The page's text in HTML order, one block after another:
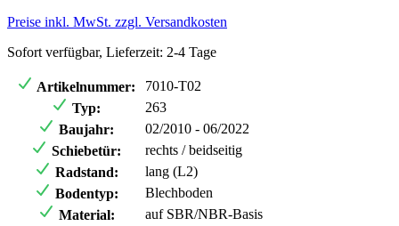
Preise inkl. MwSt. zzgl. Versandkosten
Sofort verfügbar, Lieferzeit: 2-4 Tage
Artikelnummer:
7010-T02
Typ:
263
Baujahr:
02/2010 - 06/2022
Schiebetür:
rechts / beidseitig
Radstand:
lang (L2)
Bodentyp:
Blechboden
Material:
auf SBR/NBR-Basis